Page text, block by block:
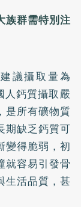
族群需特別注
議攝取量為
人鈣質攝取嚴
是所有礦物質
期缺乏鈣質可
變得脆弱，初
就容易引發骨
生活品質，甚